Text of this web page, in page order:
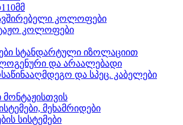
კოლოფები
კოლოფები
სტანდარტული იზოლაციით
და არაალებადი
და სპეც. კაბელები
მონტაჟისთვის
მეხამრიდები
სისტემები